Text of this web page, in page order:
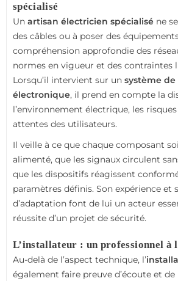
spécialisé
Un artisan électricien spécialisé ne
des câbles ou à poser des
compréhension approfondie des
normes en vigueur et des contraintes
Lorsqu’il intervient sur un système
électronique, il prend en compte la
l’environnement électrique, les
attentes des utilisateurs.
Il veille à ce que chaque composant
alimenté, que les signaux circulent
que les dispositifs réagissent
paramètres définis. Son expérience et
d’adaptation font de lui un acteur
réussite d’un projet de sécurité.
L’installateur : un professionnel à
Au-delà de l’aspect technique, l’
également faire preuve d’écoute et de